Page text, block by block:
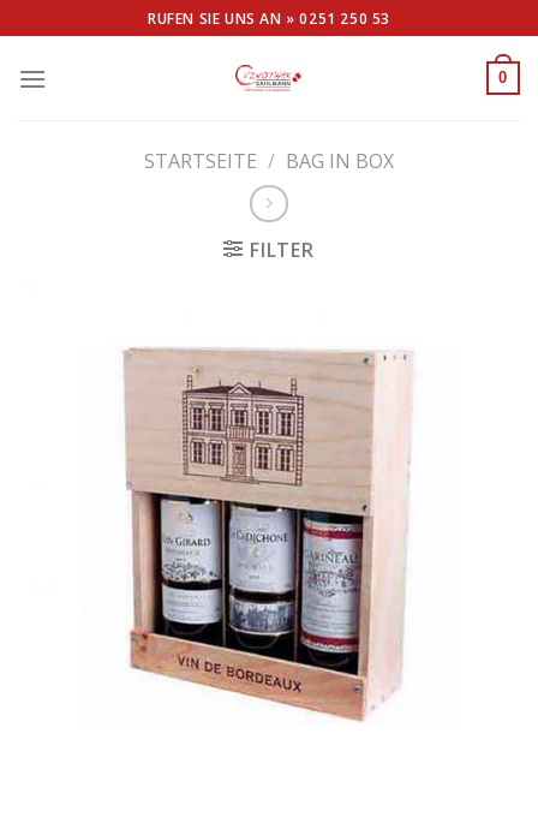
to
content
RUFEN SIE UNS AN »0251 250 53
0
STARTSEITE / BAG IN BOX
FILTER